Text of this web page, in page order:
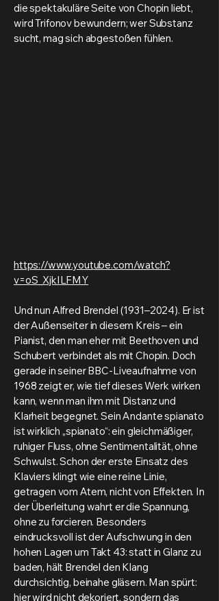
die spektakuläre Seite von Chopin liebt,
wird Trifonov bewundern; wer Substanz
sucht, mag sich abgestoßen fühlen.
https://www.youtube.com/watch?
v=oS_XjkILFMY
Und nun Alfred Brendel (1931–2024). Er ist
der Außenseiter in diesem Kreis – ein
Pianist, den man eher mit Beethoven und
Schubert verbindet als mit Chopin. Doch
gerade in seiner BBC-Liveaufnahme von
1968 zeigt er, wie tief dieses Werk wirken
kann, wenn man ihm mit Distanz und
Klarheit begegnet. Sein Andante spianato
ist wirklich „spianato“: ein gleichmäßiger,
ruhiger Fluss, ohne Sentimentalität, ohne
Schwulst. Schon der erste Einsatz des
Klaviers klingt wie eine reine Linie,
getragen vom Atem, nicht von Effekten. In
der Überleitung wahrt er die Spannung,
ohne zu forcieren. Besonders
eindrucksvoll ist der Aufschwung in den
hohen Lagen um Takt 43: statt in Glanz zu
baden, hält Brendel den Klang
durchsichtig, beinahe gläsern. Man spürt:
hier wird nicht dekoriert, sondern das